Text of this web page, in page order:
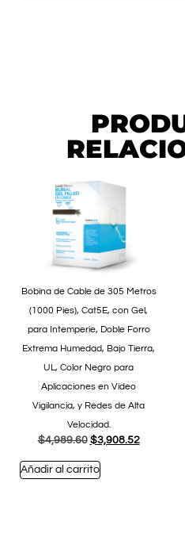
Bobina de Cable de 305 Metros
(1000 Pies), Cat5E, con Gel,
para Intemperie, Doble Forro
Extrema Humedad, Bajo Tierra,
UL, Color Negro para
Aplicaciones en Video
Vigilancia, y Redes de Alta
Velocidad.
$4,989.60 $3,908.52
Añadir al carrito